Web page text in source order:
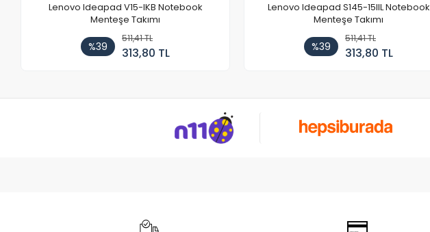
Lenovo Ideapad V15-IKB Notebook
Menteşe Takımı
%39
511,41 TL
313,80 TL
Lenovo Ideapad S145-15IIL Notebook
Menteşe Takımı
%39
511,41 TL
313,80 TL